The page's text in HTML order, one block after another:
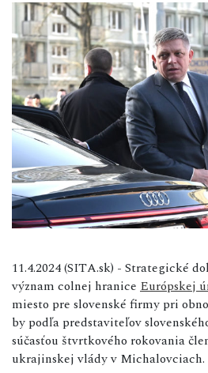
11.4.2024 (SITA.sk) - Strategické
význam colnej hranice Európskej
miesto pre slovenské firmy pri
by podľa predstaviteľov
súčasťou štvrtkového rokovania
ukrajinskej vlády v Michalovciach.